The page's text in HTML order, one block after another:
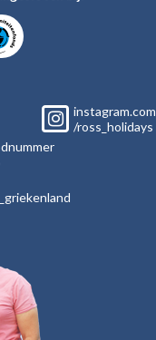
instagram.com
/ross_holidays